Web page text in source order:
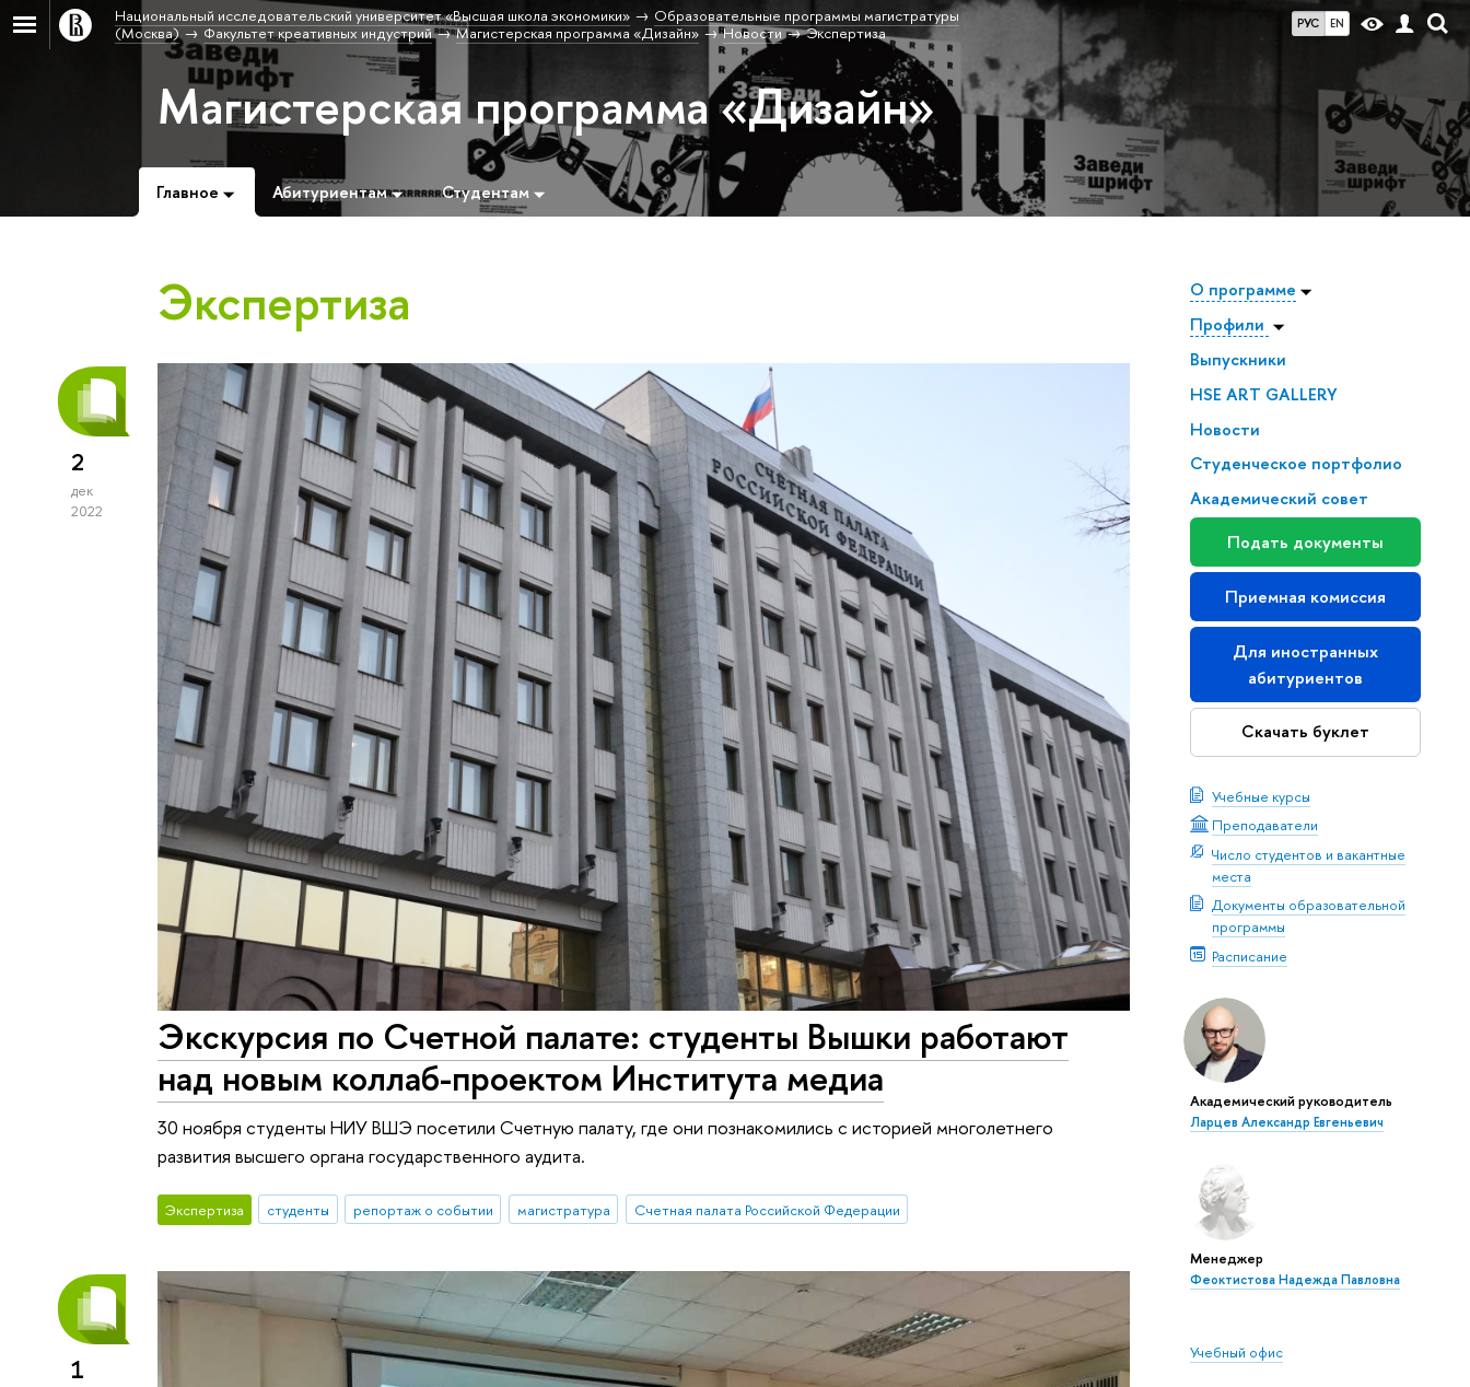
РУС EN
Национальный исследовательский университет «Высшая школа экономики»
Образовательные программы магистратуры
(Москва)
Факультет креативных индустрий Магистерская программа «Дизайн» Новости Экспертиза
Магистерская программа «Дизайн»
Главное Абитуриентам Студентам
О программе
Профили
Выпускники
HSE ART GALLERY
Новости
Студенческое портфолио
Академический совет
Подать документы
Приемная комиссия
Для иностранных
абитуриентов
Скачать буклет
Учебные курсы
Преподаватели
Число студентов и вакантные
места
Документы образовательной
программы
Расписание
Академический руководитель
Ларцев Александр Евгеньевич
Менеджер
Феоктистова Надежда Павловна
Учебный офис
Экспертиза
2
дек
2022
Экскурсия по Счетной палате: студенты Вышки работают
над новым коллаб-проектом Института медиа
30 ноября студенты НИУ ВШЭ посетили Счетную палату, где они познакомились с историей многолетнего
развития высшего органа государственного аудита.
Экспертиза студенты репортаж о событии магистратура Счетная палата Российской Федерации
1